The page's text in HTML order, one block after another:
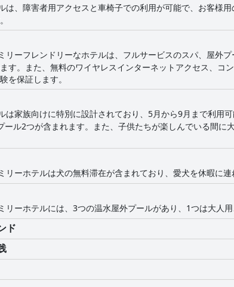
は、障害者用アクセスと車椅子での利用が可能で、お客様
リーフレンドリーなホテルは、フルサービスのスパ、屋外
す。また、無料のワイヤレスインターネットアクセス、コ
を保証します。
は家族向けに特別に設計されており、5月から9月まで利用
ール2つが含まれます。また、子供たちが楽しんでいる間に
リーホテルは犬の無料滞在が含まれており、愛犬を休暇に連
リーホテルには、3つの温水屋外プールがあり、1つは大人
ド